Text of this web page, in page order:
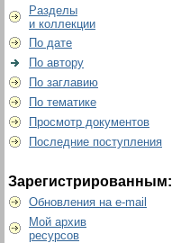
Разделы
и коллекции
По дате
По автору
По заглавию
По тематике
Просмотр документов
Последние поступления
Зарегистрированным:
Обновления на e-mail
Мой архив
ресурсов